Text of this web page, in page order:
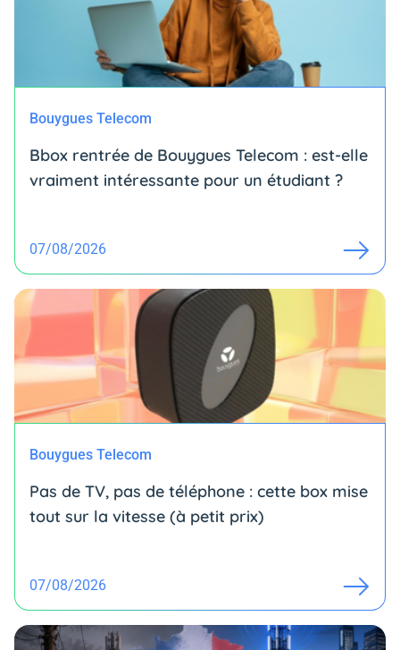
Bouygues Telecom
Bbox rentrée de Bouygues Telecom : est-elle
vraiment intéressante pour un étudiant ?
07/08/2026
Bouygues Telecom
Pas de TV, pas de téléphone : cette box mise
tout sur la vitesse (à petit prix)
07/08/2026